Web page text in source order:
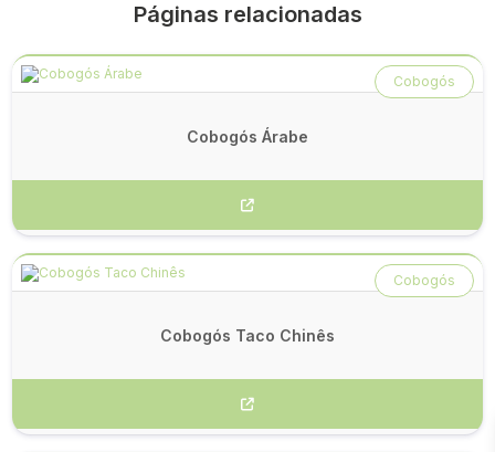
Páginas relacionadas
Cobogós Árabe
Cobogós
Cobogós Taco Chinês
Cobogós